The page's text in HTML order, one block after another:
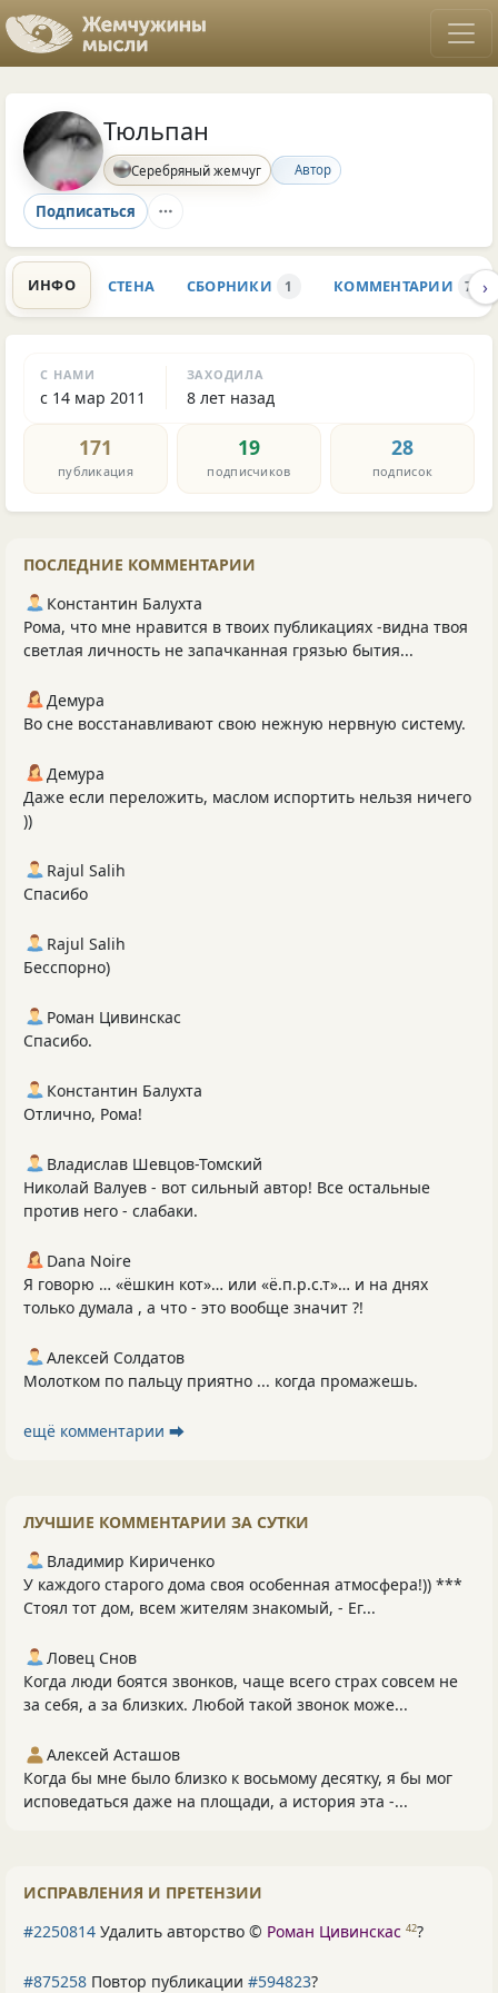
Тюльпан
Серебряный жемчуг Автор
Подписаться
ИНФО СТЕНА СБОРНИКИ 1 КОММЕНТАРИИ 726
›
С НАМИ
с 14 мар 2011
ЗАХОДИЛА
8 лет назад
171
публикация
19
подписчиков
28
подписок
ПОСЛЕДНИЕ КОММЕНТАРИИ
Константин Балухта
Рома, что мне нравится в твоих публикациях -видна твоя
светлая личность не запачканная грязью бытия...
Демура
Во сне восстанавливают свою нежную нервную систему.
Демура
Даже если переложить, маслом испортить нельзя ничего
))
Rajul Salih
Спасибо
Rajul Salih
Бесспорно)
Роман Цивинскас
Спасибо.
Константин Балухта
Отлично, Рома!
Владислав Шевцов-Томский
Николай Валуев - вот сильный автор! Все остальные
против него - слабаки.
Dana Noire
Я говорю … «ёшкин кот»… или «ё.п.р.с.т»… и на днях
только думала , а что - это вообще значит ?!
Алексей Солдатов
Молотком по пальцу приятно ... когда промажешь.
ещё комментарии ⮕
ЛУЧШИЕ КОММЕНТАРИИ ЗА СУТКИ
Владимир Кириченко
У каждого старого дома своя особенная атмосфера!)) ***
Стоял тот дом, всем жителям знакомый, - Ег...
Ловец Снов
Когда люди боятся звонков, чаще всего страх совсем не
за себя, а за близких. Любой такой звонок може...
Алексей Асташов
Когда бы мне было близко к восьмому десятку, я бы мог
исповедаться даже на площади, а история эта -...
ИСПРАВЛЕНИЯ И ПРЕТЕНЗИИ
#2250814 Удалить авторство © Роман Цивинскас 42?
#875258 Повтор публикации #594823?